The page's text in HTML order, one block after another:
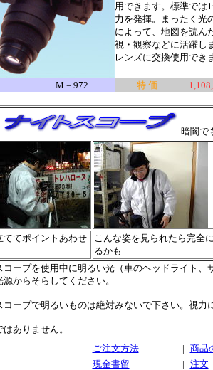
－972
用できます。標準では
力を発揮。まったく光
によって、地図を読ん
視・観察などに活躍し
レンズに交換使用でき
特 価
暗闇で
ててポイントあわせ
こんな姿を見られたら完全
るかも
コープを使用中に明るい光（車のヘッドライト
源からそらしてください。
コープで明るいものは絶対みないで下さい。視力
はありません。
ご注文方法
| 商品
現金書留
| 注文